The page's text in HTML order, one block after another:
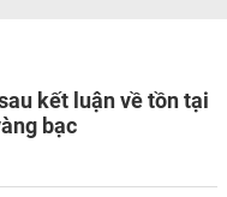
kết luận về tồn tại
bạc